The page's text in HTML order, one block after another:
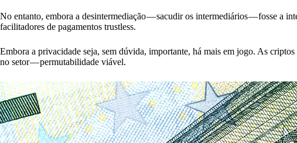
No entanto, embora a desintermediação — sacudir os intermediários — fosse a
facilitadores de pagamentos trustless.
Embora a privacidade seja, sem dúvida, importante, há mais em jogo. As
no setor — permutabilidade viável.